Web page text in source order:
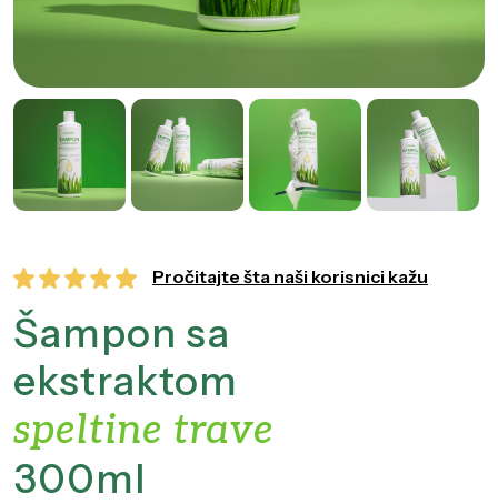
Pročitajte šta naši korisnici kažu
Šampon sa
ekstraktom
speltine trave
300ml